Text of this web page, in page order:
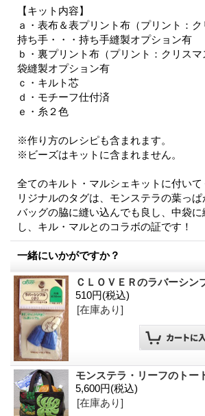
【キット内容】
ａ・表布＆表プリント布（プリント：
持ち手・・・持ち手縫製オプション有
ｂ・裏プリント布（プリント：クリス
袋縫製オプション有
ｃ・キルト芯
ｄ・モチーフ仕付済
ｅ・糸２色
※作り方のレシピも含まれます。
※ビーズはキットに含まれません。
全てのキルト・マルシェキットに付い
リジナルのタグは、モンステラの葉っぱ
バッグの脇に縫い込んでも良し、中袋に
し、キル・マルとのコラボの証です！
一緒にいかがですか？
ＣＬＯＶＥＲのラバーシン
510円(税込)
[在庫あり]
モンステラ・リーフのトー
5,600円(税込)
[在庫あり]